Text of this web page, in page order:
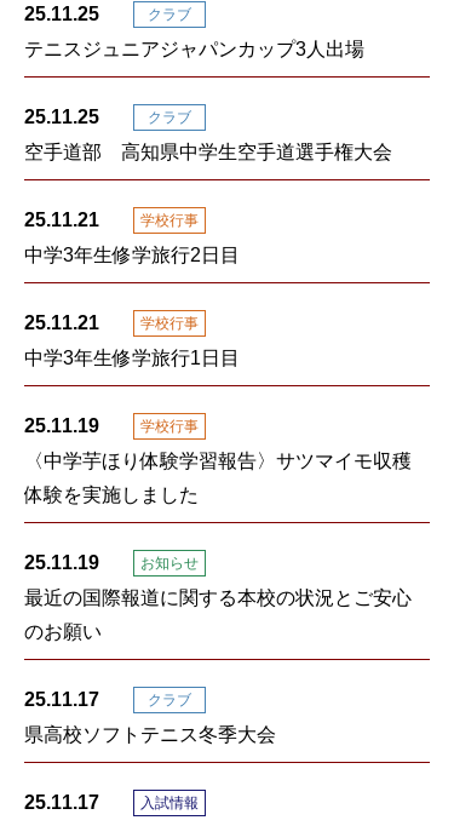
クラブ
25.11.25
テニスジュニアジャパンカップ3人出場
クラブ
25.11.25
空手道部 高知県中学生空手道選手権大会
学校行事
25.11.21
中学3年生修学旅行2日目
学校行事
25.11.21
中学3年生修学旅行1日目
学校行事
25.11.19
〈中学芋ほり体験学習報告〉サツマイモ収穫
体験を実施しました
お知らせ
25.11.19
最近の国際報道に関する本校の状況とご安心
のお願い
クラブ
25.11.17
県高校ソフトテニス冬季大会
入試情報
25.11.17